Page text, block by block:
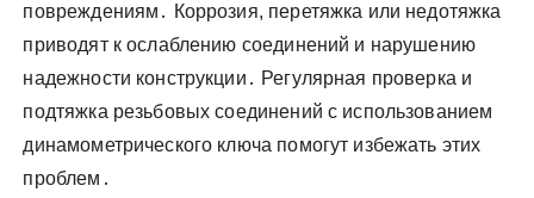
повреждениям․ Коррозия, перетяжка или недотяжка
приводят к ослаблению соединений и нарушению
надежности конструкции․ Регулярная проверка и
подтяжка резьбовых соединений с использованием
динамометрического ключа помогут избежать этих
проблем․